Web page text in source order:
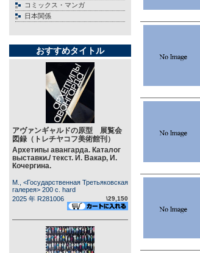
コミックス・マンガ
日本関係
おすすめタイトル
アヴァンギャルドの原型 展覧会
図録（トレチヤコフ美術館刊）
Архетипы авангарда. Каталог
выставки./ текст. И. Вакар, И.
Кочергина.
М., <Государственная Третьяковская
галерея> 200 c. hard
2025 年 R281006
\29,150